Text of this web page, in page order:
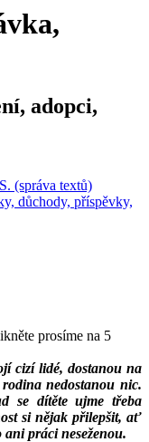
adopci,
(správa textů)
důchody, příspěvky,
prosíme na 5
cizí lidé, dostanou na
nedostanou nic.
se dítěte ujme třeba
si nějak přilepšit, ať
práci neseženou.